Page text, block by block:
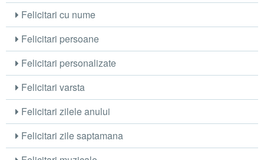
Felicitari cu nume
Felicitari persoane
Felicitari personalizate
Felicitari varsta
Felicitari zilele anului
Felicitari zile saptamana